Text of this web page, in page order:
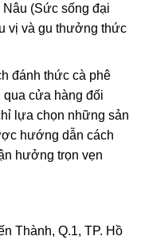
Nâu (Sức sống đại
vị và gu thưởng thức
đánh thức cà phê
qua cửa hàng đối
lựa chọn những sản
hướng dẫn cách
hưởng trọn vẹn
Thành, Q.1, TP. Hồ